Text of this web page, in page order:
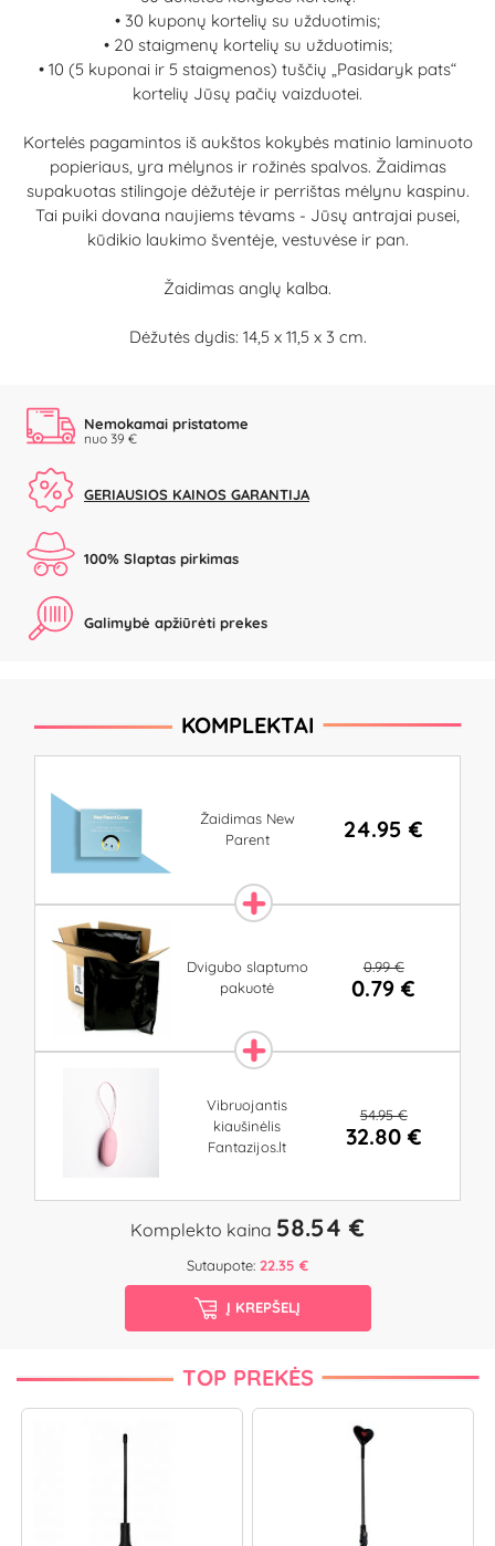
• 30 kuponų kortelių su užduotimis;
• 20 staigmenų kortelių su užduotimis;
• 10 (5 kuponai ir 5 staigmenos) tuščių „Pasidaryk pats“
kortelių Jūsų pačių vaizduotei.
Kortelės pagamintos iš aukštos kokybės matinio laminuoto
popieriaus, yra mėlynos ir rožinės spalvos. Žaidimas
supakuotas stilingoje dėžutėje ir perrištas mėlynu kaspinu.
Tai puiki dovana naujiems tėvams - Jūsų antrajai pusei,
kūdikio laukimo šventėje, vestuvėse ir pan.
Žaidimas anglų kalba.
Dėžutės dydis: 14,5 x 11,5 x 3 cm.
Nemokamai pristatome
nuo 39 €
GERIAUSIOS KAINOS GARANTIJA
100% Slaptas pirkimas
Galimybė apžiūrėti prekes
KOMPLEKTAI
Žaidimas New
Parent
24.95 €
Dvigubo slaptumo
pakuotė
0.99 €
0.79 €
Vibruojantis
kiaušinėlis
Fantazijos.lt
54.95 €
32.80 €
Komplekto kaina 58.54 €
Sutaupote: 22.35 €
Į KREPŠELĮ
TOP PREKĖS